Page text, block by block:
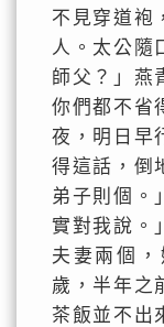
不見穿道袍
人。太公隨
師父？」燕
你們都不省
夜，明日早
得這話，倒
弟子則個。
實對我說。
夫妻兩個
歲，半年之
茶飯並不出